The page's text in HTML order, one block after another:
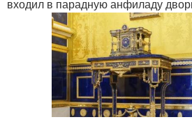
входил в парадную анфиладу